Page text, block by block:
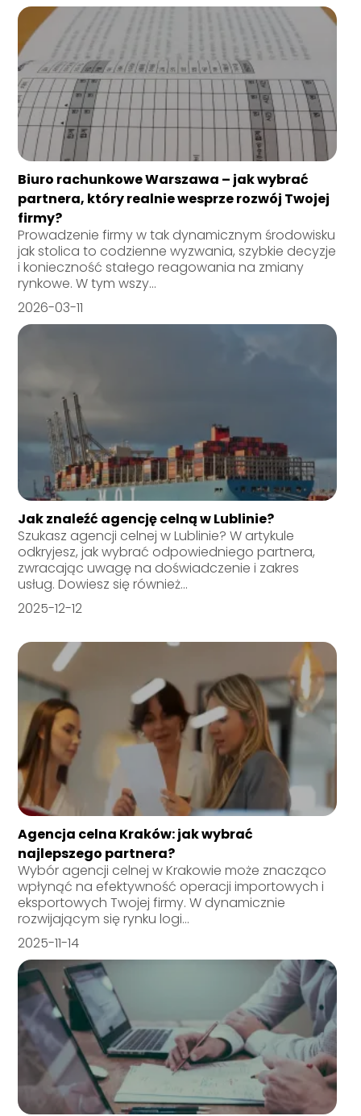
Biuro rachunkowe Warszawa – jak wybrać
partnera, który realnie wesprze rozwój Twojej
firmy?
Prowadzenie firmy w tak dynamicznym środowisku
jak stolica to codzienne wyzwania, szybkie decyzje
i konieczność stałego reagowania na zmiany
rynkowe. W tym wszy...
2026-03-11
Jak znaleźć agencję celną w Lublinie?
Szukasz agencji celnej w Lublinie? W artykule
odkryjesz, jak wybrać odpowiedniego partnera,
zwracając uwagę na doświadczenie i zakres
usług. Dowiesz się również...
2025-12-12
Agencja celna Kraków: jak wybrać
najlepszego partnera?
Wybór agencji celnej w Krakowie może znacząco
wpłynąć na efektywność operacji importowych i
eksportowych Twojej firmy. W dynamicznie
rozwijającym się rynku logi...
2025-11-14